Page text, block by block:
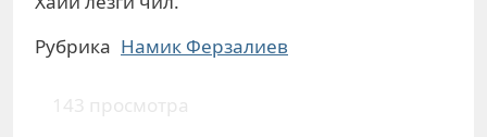
Рубрика Намик Ферзалиев
143 просмотра